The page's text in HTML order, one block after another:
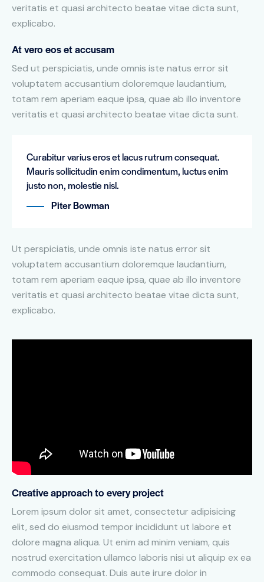
veritatis et quasi architecto beatae vitae dicta sunt,
explicabo.
At vero eos et accusam
Sed ut perspiciatis, unde omnis iste natus error sit
voluptatem accusantium doloremque laudantium,
totam rem aperiam eaque ipsa, quae ab illo inventore
veritatis et quasi architecto beatae vitae dicta sunt.
Curabitur varius eros et lacus rutrum consequat.
Mauris sollicitudin enim condimentum, luctus enim
justo non, molestie nisl.
Piter Bowman
Ut perspiciatis, unde omnis iste natus error sit
voluptatem accusantium doloremque laudantium,
totam rem aperiam eaque ipsa, quae ab illo inventore
veritatis et quasi architecto beatae vitae dicta sunt,
explicabo.
Creative approach to every project
Lorem ipsum dolor sit amet, consectetur adipisicing
elit, sed do eiusmod tempor incididunt ut labore et
dolore magna aliqua. Ut enim ad minim veniam, quis
nostrud exercitation ullamco laboris nisi ut aliquip ex ea
commodo consequat. Duis aute irure dolor in